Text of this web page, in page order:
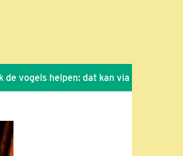
helpen: dat kan via de link!